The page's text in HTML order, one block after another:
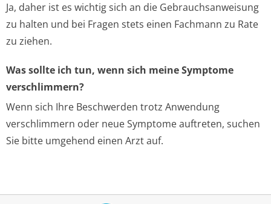
Ja, daher ist es wichtig sich an die Gebrauchsanweisung
zu halten und bei Fragen stets einen Fachmann zu Rate
zu ziehen.
Was sollte ich tun, wenn sich meine Symptome
verschlimmern?
Wenn sich Ihre Beschwerden trotz Anwendung
verschlimmern oder neue Symptome auftreten, suchen
Sie bitte umgehend einen Arzt auf.